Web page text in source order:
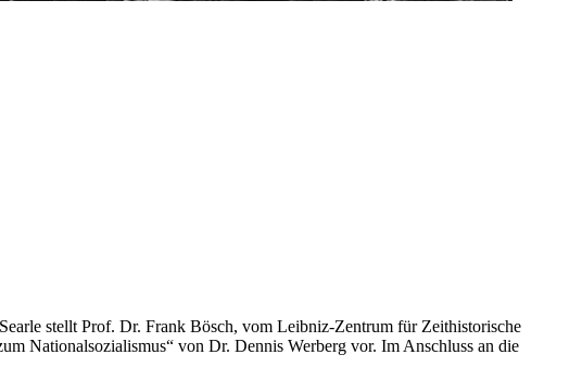
stellt Prof. Dr. Frank Bösch, vom Leibniz-Zentrum für Zeithistorische
Nationalsozialismus“ von Dr. Dennis Werberg vor. Im Anschluss an die